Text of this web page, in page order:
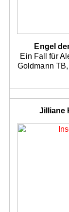
Engel
Ein Fall für
Goldmann
Jilliane